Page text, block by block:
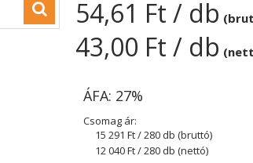
54,61 Ft / db
43,00 Ft / db
ÁFA: 27%
Csomag ár:
15 291 Ft/ 280 db (bruttó)
12 040 Ft/ 280 db (nettó)